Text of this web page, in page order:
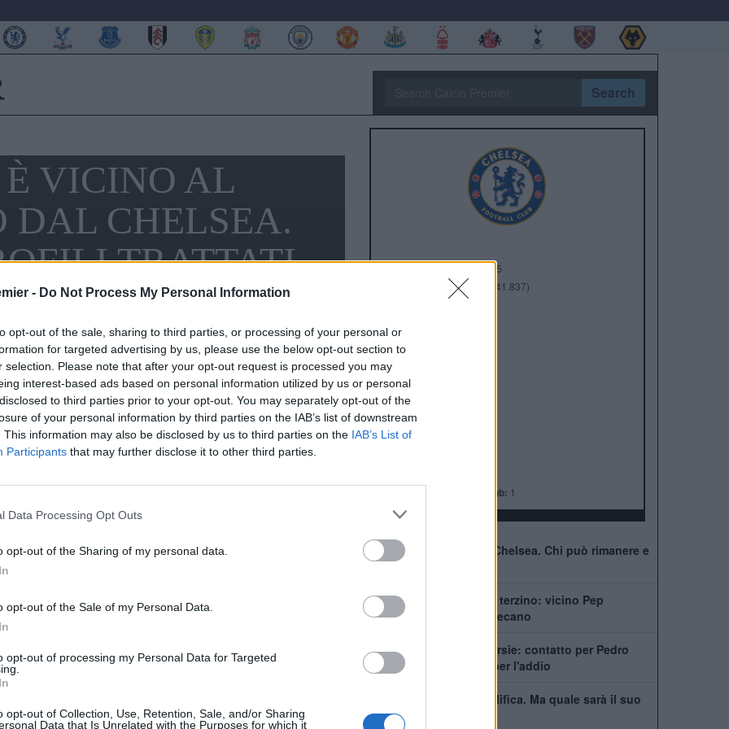
- Do Not Process My Personal Information
opt-out of the sale, sharing to third parties, or processing of your personal or
for targeted advertising by us, please use the below opt-out section to
selection. Please note that after your opt-out request is processed you may
interest-based ads based on personal information utilized by us or personal
to third parties prior to your opt-out. You may separately opt-out of the
of your personal information by third parties on the IAB’s list of downstream
This information may also be disclosed by us to third parties on the IAB’s List of
Participants that may further disclose it to other third parties.
Data Processing Opt Outs
opt-out of the Sharing of my personal data.
opt-out of the Sale of my Personal Data.
opt-out of processing my Personal Data for Targeted
opt-out of Collection, Use, Retention, Sale, and/or Sharing
Data that Is Unrelated with the Purposes for which it
Search
VICINO AL
DAL CHELSEA.
TRATTATI
con il
diverse in Germania.
trattative, tra un addio che sembra definitivo e un
1905
Stamford Bridge (41.837)
Manager:
ALBO D'ORO
Premier League:
FA Cup:
League Cup:
FA Community Shield:
Coppa del Mondo per Club: 1
41 giocatori in rosa al Chelsea. Chi può rimanere e
chi partirà
Chelsea, ecco il nuovo terzino: vicino Pep
Chavarría dal Rayo Vallecano
City scatenato sulle corsie: contatto per Pedro
Neto, Savinho spinge per l'addio
Mudryk, stop alla squalifica. Ma quale sarà il suo
futuro al Chelsea?